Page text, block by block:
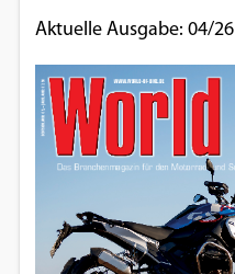
Aktuelle Ausgabe: 04/26